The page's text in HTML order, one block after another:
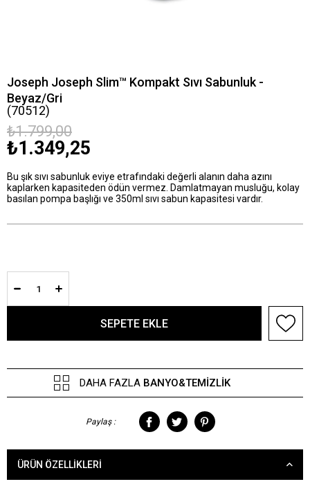
Joseph Joseph Slim™ Kompakt Sıvı Sabunluk -
Beyaz/Gri
(70512)
₺1.799,00
₺1.349,25
Bu şık sıvı sabunluk eviye etrafındaki değerli alanın daha azını
kaplarken kapasiteden ödün vermez. Damlatmayan musluğu, kolay
basılan pompa başlığı ve 350ml sıvı sabun kapasitesi vardır.
DAHA FAZLA BANYO&TEMIZLIK
Paylaş :
ÜRÜN ÖZELLIKLERI